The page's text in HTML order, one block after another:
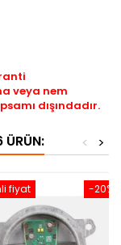
veya nem
dışındadır.
ÜRÜN: >
<
-20%
fiyat